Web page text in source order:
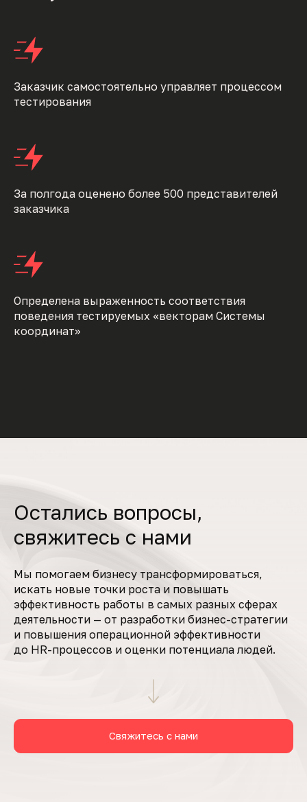
Заказчик самостоятельно управляет процессом
тестирования
За полгода оценено более 500 представителей
заказчика
Определена выраженность соответствия
поведения тестируемых «векторам Системы
координат»
Остались вопросы,
свяжитесь с нами
Мы помогаем бизнесу трансформироваться,
искать новые точки роста и повышать
эффективность работы в самых разных сферах
деятельности — от разработки бизнес-стратегии
и повышения операционной эффективности
до HR-процессов и оценки потенциала людей.
Свяжитесь с нами